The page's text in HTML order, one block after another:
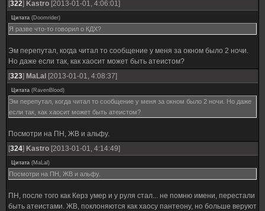
[322] Kastro [2013-01-01, 4:06:01]
Цитата (Doomrider)
Я разве что-то говорил о КДХ?
Эм перепутал, когда читал то сообщение у меня за окном было 2 ночи.
Но даже если так, как хаосит может быть атеистом?
[323] MaLal [2013-01-01, 4:08:37]
Цитата (RavenBlood)
Эм перепутал, когда читал то сообщение у меня за окном было 2 ночи. Но даже
если так, как хаосит может быть атеистом?
Посмотри на ПН, ЖВ и альфу.
[324] Kastro [2013-01-01, 4:14:49]
Цитата (MaLal )
Посмотри на ПН, ЖВ и альфу.
ПН, после того как Керз умер и у руля стал... не помню имени, перестали
быть атеистами. ЖВ, поклоняются как хаосу пантеону, но больше веруют